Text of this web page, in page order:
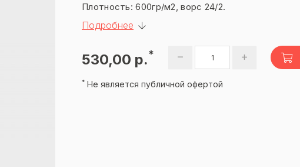
Плотность: 600гр/м2, ворс 24/2.
Подробнее
530,00 р.*
* Не является публичной офертой